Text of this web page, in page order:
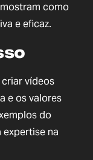
como
e eficaz.
vídeos
e os valores
do
expertise na